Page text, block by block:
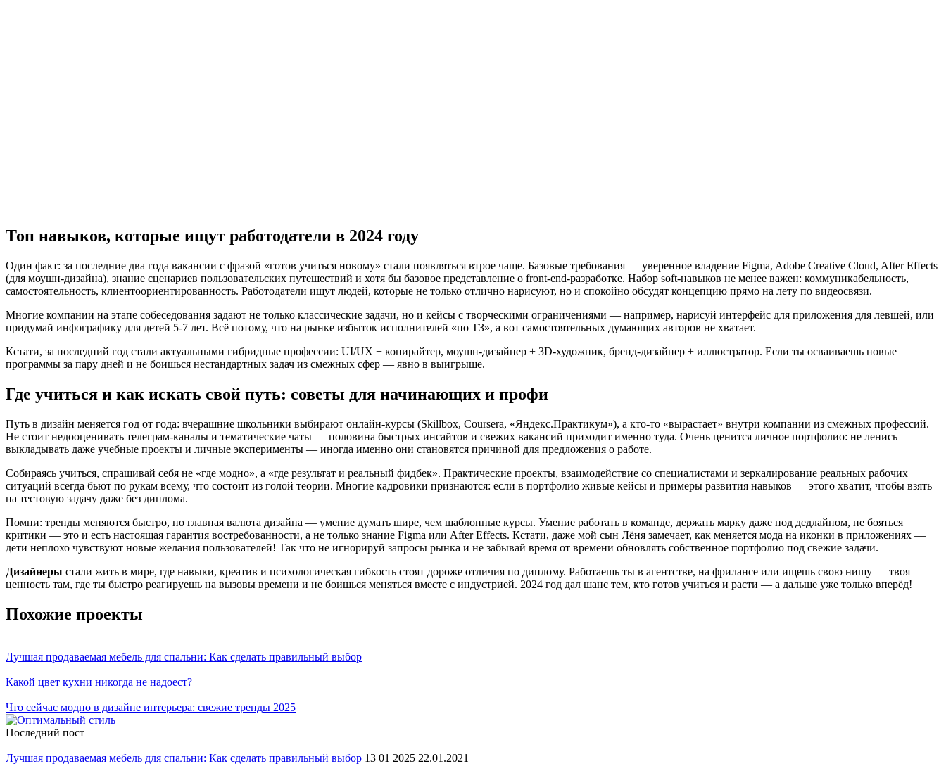
Топ навыков, которые ищут работодатели в 2024 году
Один факт: за последние два года вакансии с фразой «готов учиться новому» стали появляться втрое чаще. Базовые требования — уверенное владение Figma, Adobe Creative Cloud, After Effects
(для моушн-дизайна), знание сценариев пользовательских путешествий и хотя бы базовое представление о front-end-разработке. Набор soft-навыков не менее важен: коммуникабельность,
самостоятельность, клиентоориентированность. Работодатели ищут людей, которые не только отлично нарисуют, но и спокойно обсудят концепцию прямо на лету по видеосвязи.
Многие компании на этапе собеседования задают не только классические задачи, но и кейсы с творческими ограничениями — например, нарисуй интерфейс для приложения для левшей, или
придумай инфографику для детей 5-7 лет. Всё потому, что на рынке избыток исполнителей «по ТЗ», а вот самостоятельных думающих авторов не хватает.
Кстати, за последний год стали актуальными гибридные профессии: UI/UX + копирайтер, моушн-дизайнер + 3D-художник, бренд-дизайнер + иллюстратор. Если ты осваиваешь новые
программы за пару дней и не боишься нестандартных задач из смежных сфер — явно в выигрыше.
Где учиться и как искать свой путь: советы для начинающих и профи
Путь в дизайн меняется год от года: вчерашние школьники выбирают онлайн-курсы (Skillbox, Coursera, «Яндекс.Практикум»), а кто-то «вырастает» внутри компании из смежных профессий.
Не стоит недооценивать телеграм-каналы и тематические чаты — половина быстрых инсайтов и свежих вакансий приходит именно туда. Очень ценится личное портфолио: не ленись
выкладывать даже учебные проекты и личные эксперименты — иногда именно они становятся причиной для предложения о работе.
Собираясь учиться, спрашивай себя не «где модно», а «где результат и реальный фидбек». Практические проекты, взаимодействие со специалистами и зеркалирование реальных рабочих
ситуаций всегда бьют по рукам всему, что состоит из голой теории. Многие кадровики признаются: если в портфолио живые кейсы и примеры развития навыков — этого хватит, чтобы взять
на тестовую задачу даже без диплома.
Помни: тренды меняются быстро, но главная валюта дизайна — умение думать шире, чем шаблонные курсы. Умение работать в команде, держать марку даже под дедлайном, не бояться
критики — это и есть настоящая гарантия востребованности, а не только знание Figma или After Effects. Кстати, даже мой сын Лёня замечает, как меняется мода на иконки в приложениях —
дети неплохо чувствуют новые желания пользователей! Так что не игнорируй запросы рынка и не забывай время от времени обновлять собственное портфолио под свежие задачи.
Дизайнеры стали жить в мире, где навыки, креатив и психологическая гибкость стоят дороже отличия по диплому. Работаешь ты в агентстве, на фрилансе или ищешь свою нишу — твоя
ценность там, где ты быстро реагируешь на вызовы времени и не боишься меняться вместе с индустрией. 2024 год дал шанс тем, кто готов учиться и расти — а дальше уже только вперёд!
Похожие проекты
Лучшая продаваемая мебель для спальни: Как сделать правильный выбор
Какой цвет кухни никогда не надоест?
Что сейчас модно в дизайне интерьера: свежие тренды 2025
Последний пост
Лучшая продаваемая мебель для спальни: Как сделать правильный выбор 13 01 2025 22.01.2021